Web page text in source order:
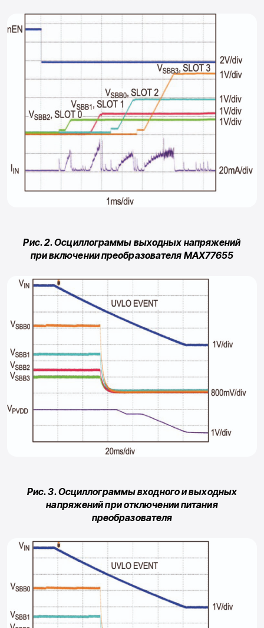
Рис. 2. Осциллограммы выходных напряжений
при включении преобразователя MAX77655
Рис. 3. Осциллограммы входного и выходных
напряжений при отключении питания
преобразователя